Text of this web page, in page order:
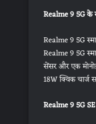
Realme 9 5G के
Realme 9 5G
Realme 9 5G
सेंसर और एक
18W क्विक चार्ज
Realme 9 5G